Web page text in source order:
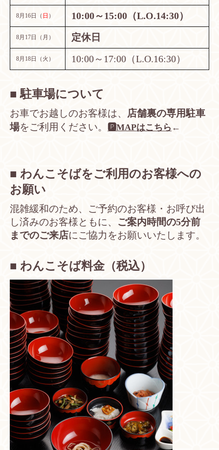
8月16日（ 日 ） 10:00～15:00（L.O.14:30）
8月17日（月） 定休日
8月18日（火） 10:00～17:00（L.O.16:30）
■ 駐車場について
お車でお越しのお客様は、 店舗裏の専用駐車
場をご利用ください。 🅿️MAPはこちら ←
■ わんこそばをご利用のお客様への
お願い
混雑緩和のため、ご予約のお客様・お呼び出
し済みのお客様ともに、 ご案内時間の5分前
までのご来店にご協力をお願いいたします。
■ わんこそば料金（税込）